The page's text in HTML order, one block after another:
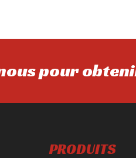
pour
PRODUITS